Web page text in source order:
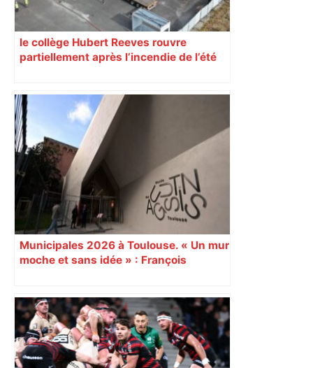
le collège Hubert Reeves rouvre
partiellement après l’incendie de l’été
Municipales 2026 à Toulouse. « Un mur
moche et sans idée » : François
Augustins